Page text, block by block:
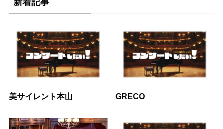
新着記事
美サイレント本山 GRECO